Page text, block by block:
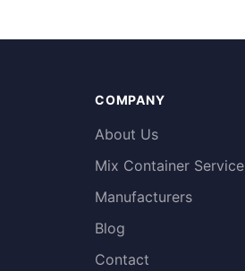
COMPANY
About Us
Mix Container Service
Manufacturers
Blog
Contact